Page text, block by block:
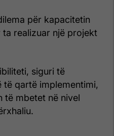
për kapacitetin
realizuar një projekt
siguri të
qartë implementimi,
të mbetet në nivel